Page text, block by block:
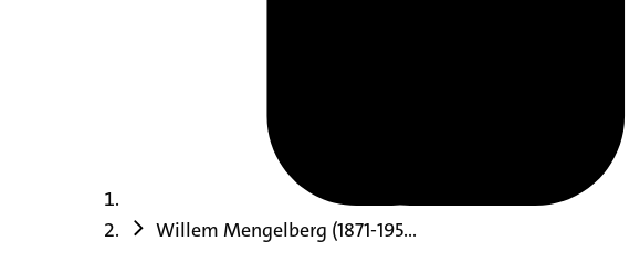
Willem Mengelberg (1871-195...